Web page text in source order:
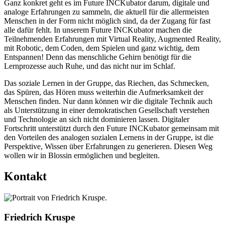
Ganz konkret geht es im Future INCKubator darum, digitale und
analoge Erfahrungen zu sammeln, die aktuell für die allermeisten
Menschen in der Form nicht möglich sind, da der Zugang für fast
alle dafür fehlt. In unserem Future INCKubator machen die
Teilnehmenden Erfahrungen mit Virtual Reality, Augmented Reality,
mit Robotic, dem Coden, dem Spielen und ganz wichtig, dem
Entspannen! Denn das menschliche Gehirn benötigt für die
Lernprozesse auch Ruhe, und das nicht nur im Schlaf.
Das soziale Lernen in der Gruppe, das Riechen, das Schmecken,
das Spüren, das Hören muss weiterhin die Aufmerksamkeit der
Menschen finden. Nur dann können wir die digitale Technik auch
als Unterstützung in einer demokratischen Gesellschaft verstehen
und Technologie an sich nicht dominieren lassen. Digitaler
Fortschritt unterstützt durch den Future INCKubator gemeinsam mit
den Vorteilen des analogen sozialen Lernens in der Gruppe, ist die
Perspektive, Wissen über Erfahrungen zu generieren. Diesen Weg
wollen wir in Blossin ermöglichen und begleiten.
Kontakt
Friedrich Kruspe